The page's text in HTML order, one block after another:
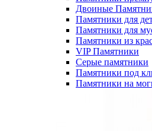
Двоиные
Памятники для
Памятники для
Памятники из
VIP Памятники
Серые памятники
Памятники под
Памятники на